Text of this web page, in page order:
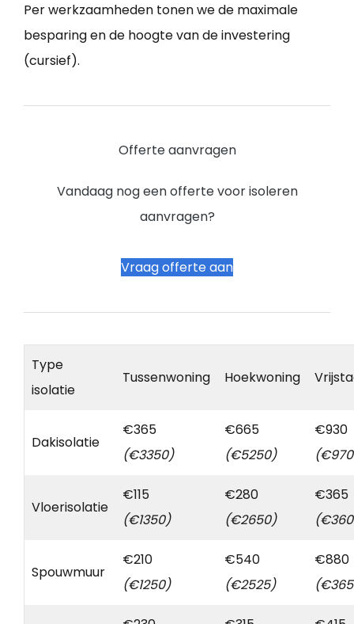
Per werkzaamheden tonen we de maximale
besparing en de hoogte van de investering
(cursief).
Offerte aanvragen
Vandaag nog een offerte voor isoleren
aanvragen?
Vraag offerte aan
Type
isolatie
Tussenwoning Hoekwoning
Dakisolatie
€365
(€3350)
€665
(€5250)
€930
Vloerisolatie
€115
(€1350)
€280
(€2650)
€365
Spouwmuur
€210
(€1250)
€540
(€2525)
€880